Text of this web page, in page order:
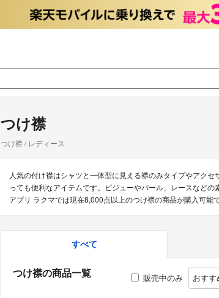
つけ襟
つけ襟 / レディース
人気の付け襟はシャツと一体型に見える襟のみタイプやアク
っても便利なアイテムです。ビジューやパール、レースなど
アプリ ラクマでは現在8,000点以上のつけ襟の商品が購入可能で
すべて
つけ襟の商品一覧 販売中のみ おす